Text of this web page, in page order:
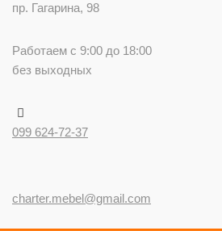
пр. Гагарина, 98
Работаем с 9:00 до 18:00
без выходных
099 624-72-37
charter.mebel@gmail.com